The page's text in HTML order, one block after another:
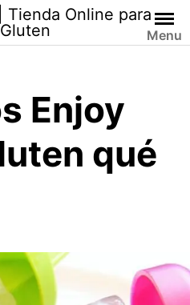
Tienda Online para
Menu
Enjoy
qué